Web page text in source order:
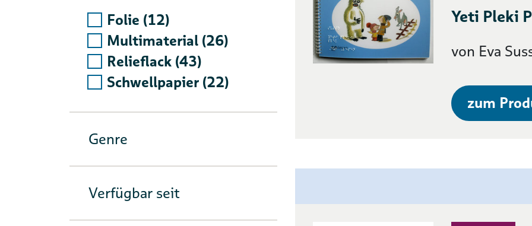
Folie (12)
Multimaterial (26)
Relieflack (43)
Schwellpapier (22)
Genre
Verfügbar seit
Yeti Pleki
von Eva
zum